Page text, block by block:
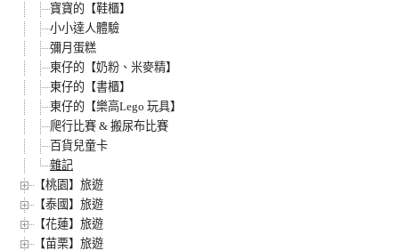
寶寶的【鞋櫃】
小小達人體驗
彌月蛋糕
東仔的【奶粉、米麥精】
東仔的【書櫃】
東仔的【樂高Lego 玩具】
爬行比賽 & 搬尿布比賽
百貨兒童卡
雜記
【桃園】旅遊
【泰國】旅遊
【花蓮】旅遊
【苗栗】旅遊